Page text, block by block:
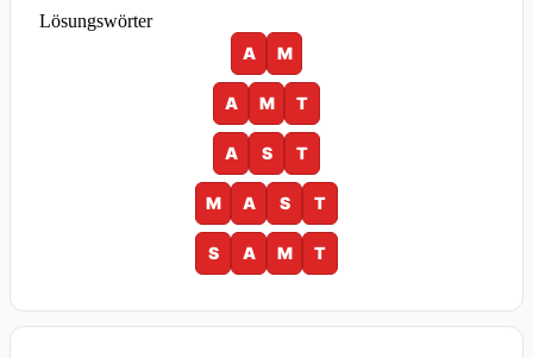
Lösungswörter
A
M
A M T
A S T
M A S T
S A M T